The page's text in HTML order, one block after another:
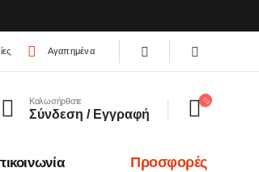
Αγαπημένα
Καλωσήρθατε
Σύνδεση / Εγγραφή
Προσφορές